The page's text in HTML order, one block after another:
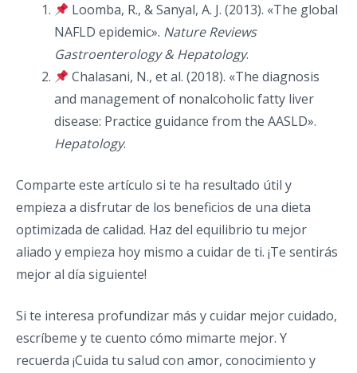
Loomba, R., & Sanyal, A. J. (2013). «The global
NAFLD epidemic». Nature Reviews
Gastroenterology & Hepatology.
Chalasani, N., et al. (2018). «The diagnosis
and management of nonalcoholic fatty liver
disease: Practice guidance from the AASLD».
Hepatology.
Comparte este artículo si te ha resultado útil y
empieza a disfrutar de los beneficios de una dieta
optimizada de calidad. Haz del equilibrio tu mejor
aliado y empieza hoy mismo a cuidar de ti. ¡Te sentirás
mejor al día siguiente!
Si te interesa profundizar más y cuidar mejor cuidado,
escríbeme y te cuento cómo mimarte mejor. Y
recuerda ¡Cuida tu salud con amor, conocimiento y